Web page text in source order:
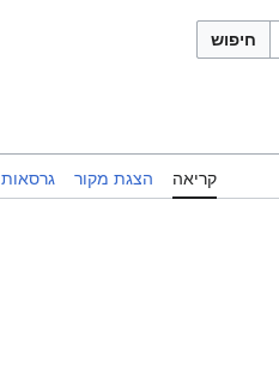
חיפוש
קריאה הצגת מקור